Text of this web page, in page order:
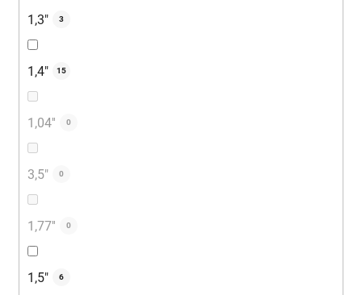
1,3" 3
1,4" 15
1,04'' 0
3,5" 0
1,77'' 0
1,5" 6